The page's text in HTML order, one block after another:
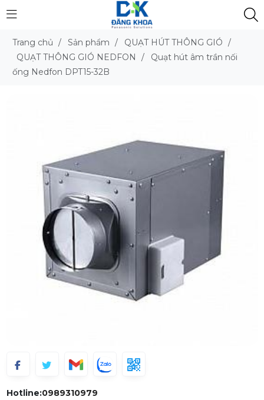
Trang chủ / Sản phẩm / QUẠT HÚT THÔNG GIÓ /
QUẠT THÔNG GIÓ NEDFON
/
Quạt hút âm trần nối
ống Nedfon DPT15-32B
Hotline:0989310979